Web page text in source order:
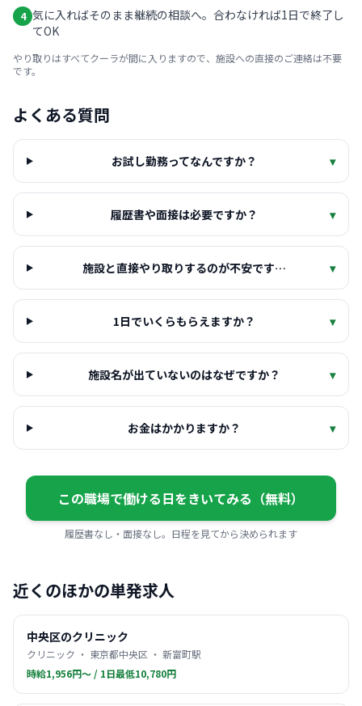
4 気に入ればそのまま継続の相談へ。合わなければ1日で終了し
てOK
やり取りはすべてクーラが間に入りますので、施設への直接のご連絡は不要
です。
よくある質問
お試し勤務ってなんですか？ ▾
履歴書や面接は必要ですか？ ▾
施設と直接やり取りするのが不安です… ▾
1日でいくらもらえますか？ ▾
施設名が出ていないのはなぜですか？ ▾
お金はかかりますか？ ▾
この職場で働ける日をきいてみる（無料）
履歴書なし・面接なし。日程を見てから決められます
近くのほかの単発求人
中央区のクリニック
クリニック ・ 東京都中央区 ・ 新富町駅
時給1,956円〜 / 1日最低10,780円